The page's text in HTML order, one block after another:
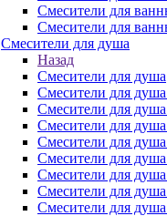
Смесители для
Смесители для
Смесители для душа
Назад
Смесители для душа
Смесители для
Смесители для
Смесители для
Смесители для
Смесители для
Смесители для
Смесители для
Смесители для